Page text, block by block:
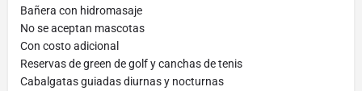
Bañera con hidromasaje
No se aceptan mascotas
Con costo adicional
Reservas de green de golf y canchas de tenis
Cabalgatas guiadas diurnas y nocturnas